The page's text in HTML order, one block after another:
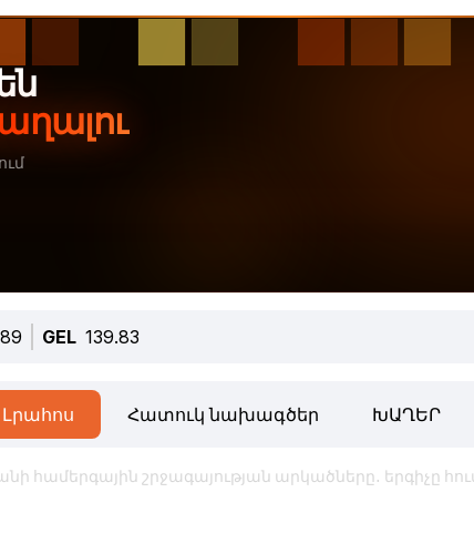
GEL 139.83
Լրահոս Հատուկ նախագծեր ԽԱՂԵՐ
համերգային շրջագայության արկածները․ երգիչը